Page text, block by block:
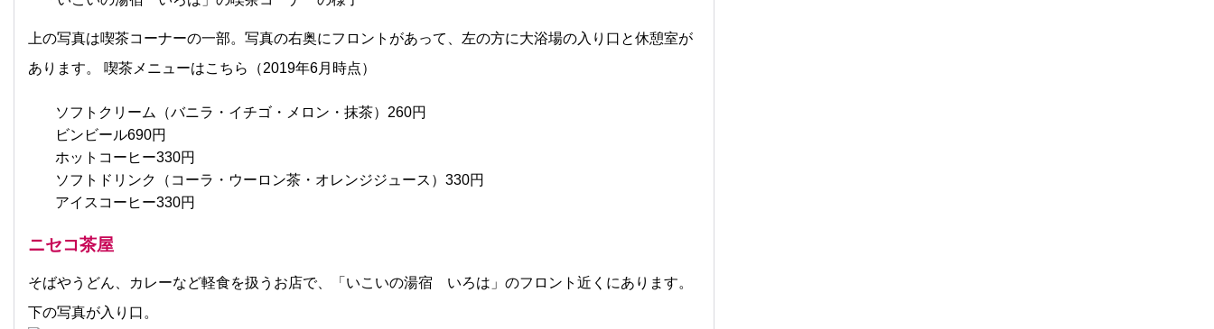
上の写真は喫茶コーナーの一部。写真の右奥にフロントがあって、左の方に大浴場の入り口と休憩室が
あります。 喫茶メニューはこちら（2019年6月時点）
ソフトクリーム（バニラ・イチゴ・メロン・抹茶）260円
ビンビール690円
ホットコーヒー330円
ソフトドリンク（コーラ・ウーロン茶・オレンジジュース）330円
アイスコーヒー330円
ニセコ茶屋
そばやうどん、カレーなど軽食を扱うお店で、「いこいの湯宿 いろは」のフロント近くにあります。
下の写真が入り口。